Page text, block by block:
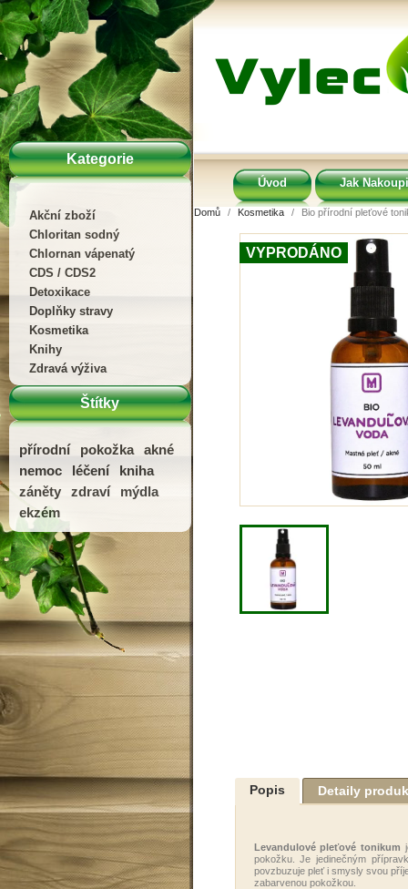
Kategorie
Akční zboží
Chloritan sodný
Chlornan vápenatý
CDS / CDS2
Detoxikace
Doplňky stravy
Kosmetika
Knihy
Zdravá výživa
Štítky
přírodní pokožka
akné
nemoc
léčení
kniha
záněty
zdraví
mýdla
ekzém
Úvod Jak
Domů Kosmetika Bio přírodní pleťové
VYPRODÁNO
Popis Detaily
Levandulové pleťové tonikum
pokožku. Je jedinečným
povzbuzuje pleť i smysly svou
zabarvenou pokožkou.